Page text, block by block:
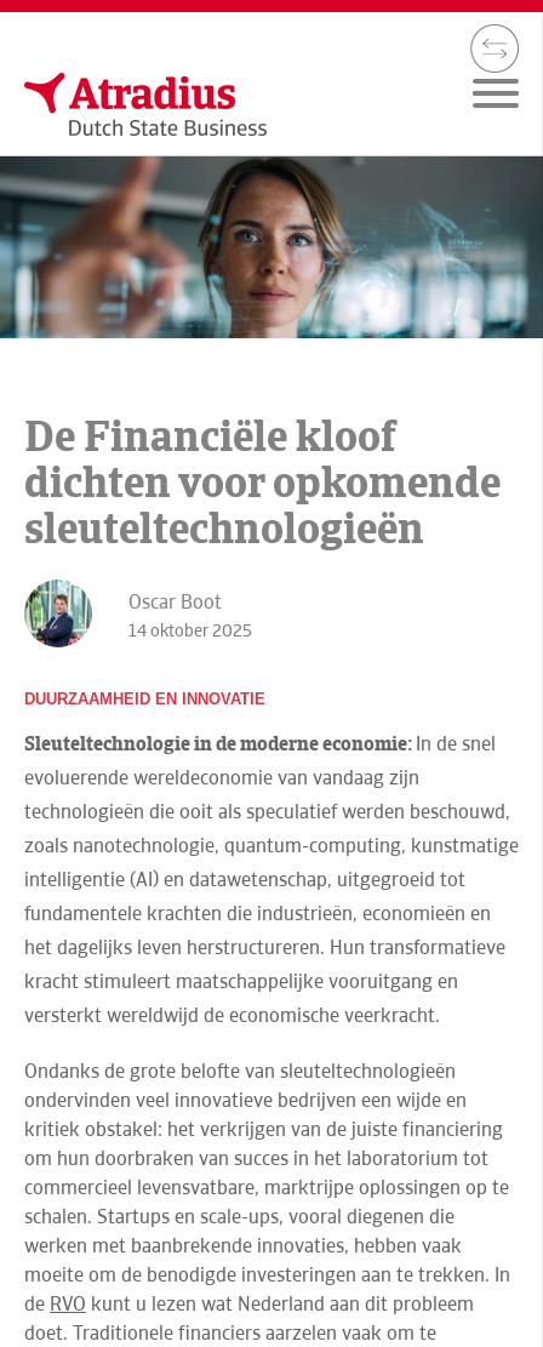
De Financiële kloof
dichten voor opkomende
sleuteltechnologieën
Oscar Boot
14 oktober 2025
DUURZAAMHEID EN INNOVATIE
Sleuteltechnologie in de moderne economie:In de snel
evoluerende wereldeconomie van vandaag zijn
technologieën die ooit als speculatief werden beschouwd,
zoals nanotechnologie, quantum-computing, kunstmatige
intelligentie (AI) en datawetenschap, uitgegroeid tot
fundamentele krachten die industrieën, economieën en
het dagelijks leven herstructureren. Hun transformatieve
kracht stimuleert maatschappelijke vooruitgang en
versterkt wereldwijd de economische veerkracht.
Ondanks de grote belofte van sleuteltechnologieën
ondervinden veel innovatieve bedrijven een wijde en
kritiek obstakel: het verkrijgen van de juiste financiering
om hun doorbraken van succes in het laboratorium tot
commercieel levensvatbare, marktrijpe oplossingen op te
schalen. Startups en scale-ups, vooral diegenen die
werken met baanbrekende innovaties, hebben vaak
moeite om de benodigde investeringen aan te trekken. In
de RVO kunt u lezen wat Nederland aan dit probleem
doet. Traditionele financiers aarzelen vaak om te